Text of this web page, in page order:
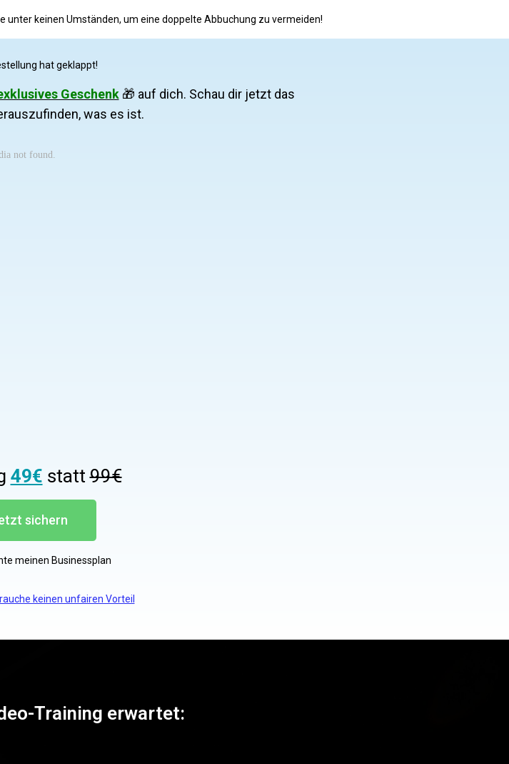
unter keinen Umständen, um eine doppelte Abbuchung zu vermeiden!
hat geklappt!
Geschenk🎁 auf dich. Schau dir jetzt das
was es ist.
49€ statt99€
sichern
meinen Businessplan
keinen unfairen Vorteil
Training erwartet: